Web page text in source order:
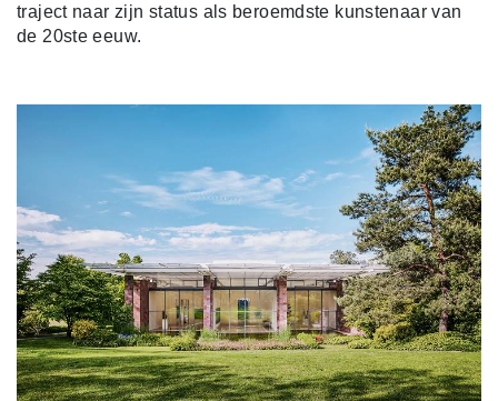
traject naar zijn status als beroemdste kunstenaar van
de 20ste eeuw.